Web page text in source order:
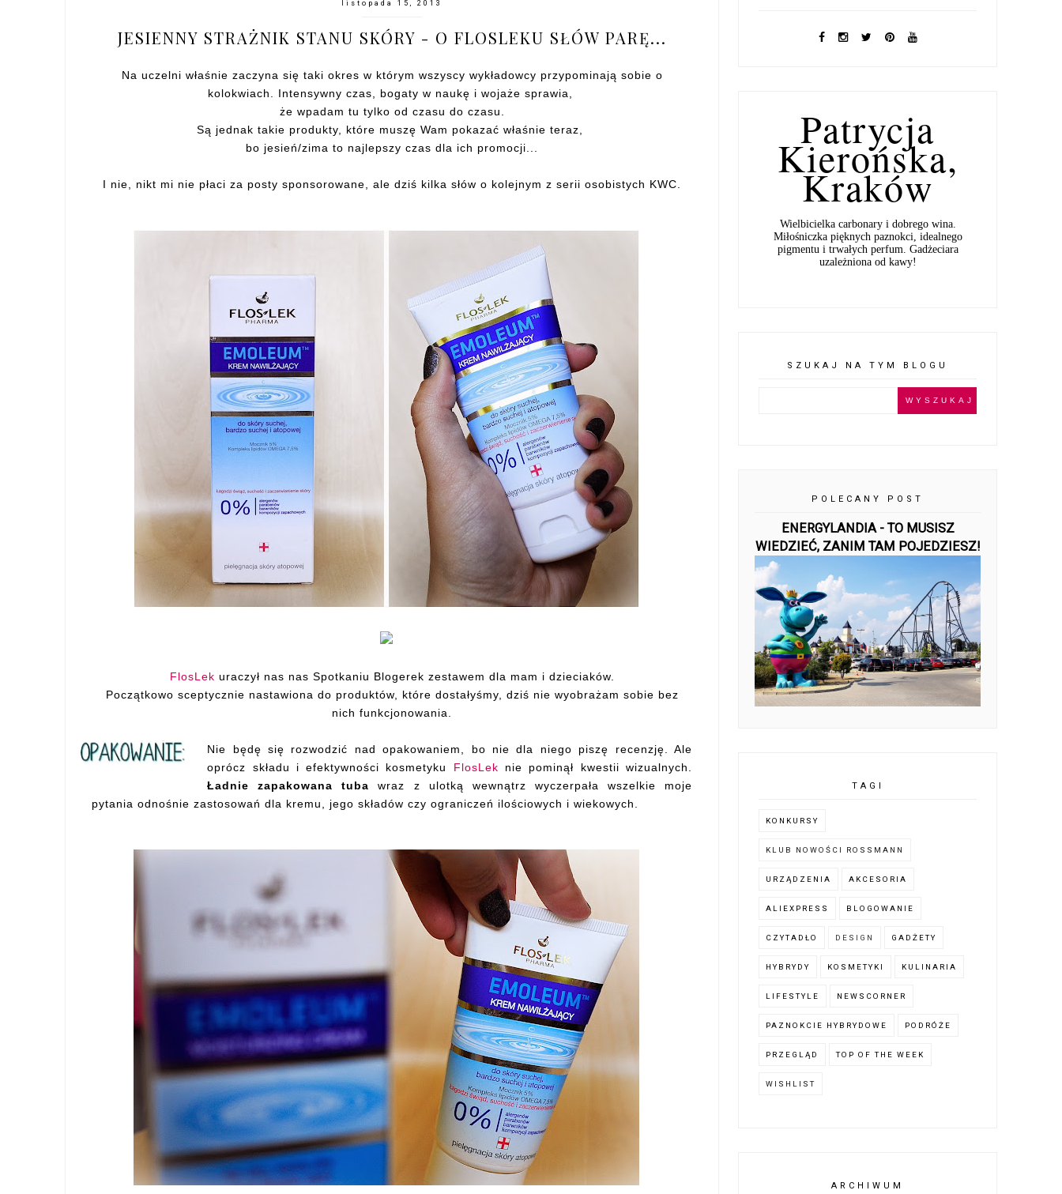
listopada 15, 2013
JESIENNY STRAŻNIK STANU SKÓRY - O FLOSLEKU SŁÓW PARĘ...
Na uczelni właśnie zaczyna się taki okres w którym wszyscy wykładowcy przypominają sobie o
kolokwiach. Intensywny czas, bogaty w naukę i wojaże sprawia,
że wpadam tu tylko od czasu do czasu.
Są jednak takie produkty, które muszę Wam pokazać właśnie teraz,
bo jesień/zima to najlepszy czas dla ich promocji...
I nie, nikt mi nie płaci za posty sponsorowane, ale dziś kilka słów o kolejnym z serii osobistych KWC.
FlosLek uraczył nas nas Spotkaniu Blogerek zestawem dla mam i dzieciaków.
Początkowo sceptycznie nastawiona do produktów, które dostałyśmy, dziś nie wyobrażam sobie bez
nich funkcjonowania.
Nie będę się rozwodzić nad opakowaniem, bo nie dla niego piszę recenzję. Ale
oprócz składu i efektywności kosmetyku FlosLek nie pominął kwestii wizualnych.
Ładnie zapakowana tuba wraz z ulotką wewnątrz wyczerpała wszelkie moje
pytania odnośnie zastosowań dla kremu, jego składów czy ograniczeń ilościowych i wiekowych.
Patrycja
Kierońska,
Kraków
Wielbicielka carbonary i dobrego wina.
Miłośniczka pięknych paznokci, idealnego
pigmentu i trwałych perfum. Gadżeciara
uzależniona od kawy!
SZUKAJ NA TYM BLOGU
POLECANY POST
ENERGYLANDIA - TO MUSISZ
WIEDZIEĆ, ZANIM TAM POJEDZIESZ!
TAGI
KONKURSY
KLUB NOWOŚCI ROSSMANN
URZĄDZENIA AKCESORIA
ALIEXPRESS BLOGOWANIE
CZYTADŁO DESIGN GADŻETY
HYBRYDY KOSMETYKI KULINARIA
LIFESTYLE NEWSCORNER
PAZNOKCIE HYBRYDOWE PODRÓŻE
PRZEGLĄD TOP OF THE WEEK
WISHLIST
ARCHIWUM